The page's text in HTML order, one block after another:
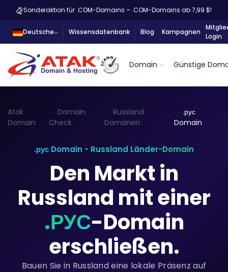
Sonderaktion für .COM-Domains – .COM-Domains ab 7,99 $!
Deutsche Wissensdatenbank Blog Kampagnen
Login
Domain Günstige
Atak
Domain
Domain
Check
Russland
Domänen
.рус
Domain
.рус Domain - Russland Länder-Domain
Den Markt in
Russland mit einer
.РУС-Domain
erschließen.
Bauen Sie in Russland eine lokale Präsenz auf